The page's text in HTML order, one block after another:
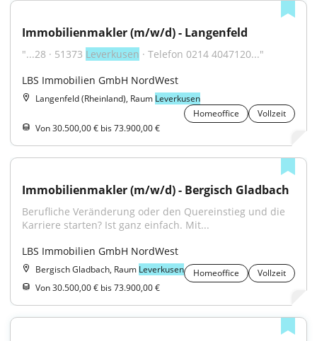
Immobilienmakler (m/w/d) - Langenfeld
"...28 · 51373 Leverkusen · Telefon 0214 4047120..."
LBS Immobilien GmbH NordWest
Langenfeld (Rheinland), Raum Leverkusen
Homeoffice
Vollzeit
Von 30.500,00 € bis 73.900,00 €
Immobilienmakler (m/w/d) - Bergisch Gladbach
Berufliche Veränderung oder den Quereinstieg und die
Karriere starten? Ist ganz einfach. Mit...
LBS Immobilien GmbH NordWest
Bergisch Gladbach, Raum Leverkusen Homeoffice
Vollzeit
Von 30.500,00 € bis 73.900,00 €